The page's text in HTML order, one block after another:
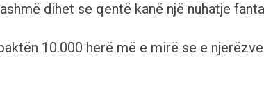
dihet se qentë kanë një nuhatje
10.000 herë më e mirë se e